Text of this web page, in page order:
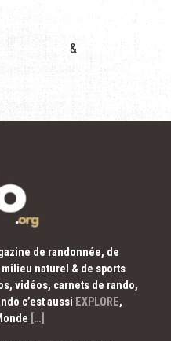
&
de randonnée, de
naturel & de sports
vidéos, carnets de rando,
c’est aussi EXPLORE,
[…]